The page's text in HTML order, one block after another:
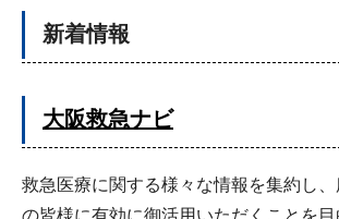
新着情報
大阪救急ナビ
救急医療に関する様々な情報を集約し
の皆様に有効に御活用いただくことを目